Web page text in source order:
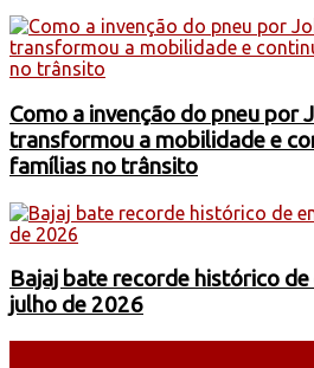
Como a invenção do pneu por
transformou a mobilidade e
famílias no trânsito
Bajaj bate recorde histórico
julho de 2026